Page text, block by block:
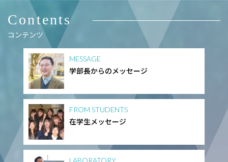
Contents
コンテンツ
MESSAGE
学部長からのメッセージ
FROM STUDENTS
在学生メッセージ
LABORATORY